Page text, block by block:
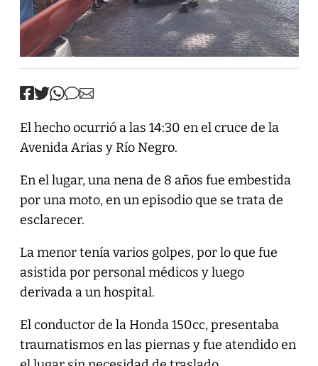
El hecho ocurrió a las 14:30 en el cruce de la
Avenida Arias y Río Negro.
En el lugar, una nena de 8 años fue embestida
por una moto, en un episodio que se trata de
esclarecer.
La menor tenía varios golpes, por lo que fue
asistida por personal médicos y luego
derivada a un hospital.
El conductor de la Honda 150cc, presentaba
traumatismos en las piernas y fue atendido en